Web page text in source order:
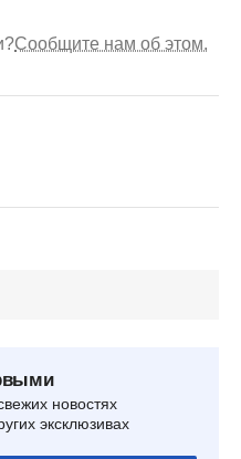
Сообщите нам об этом.
новостях
эксклюзивах